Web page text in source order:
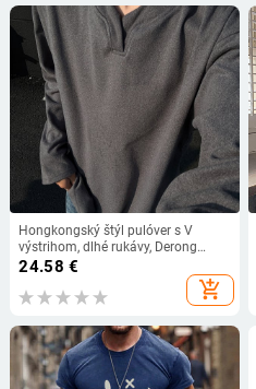
Hongkongský štýl pulóver s V
výstrihom, dlhé rukávy, Derong
tkanina 96% polyester, hrubá látka
24.58 €
add_shopping_cart